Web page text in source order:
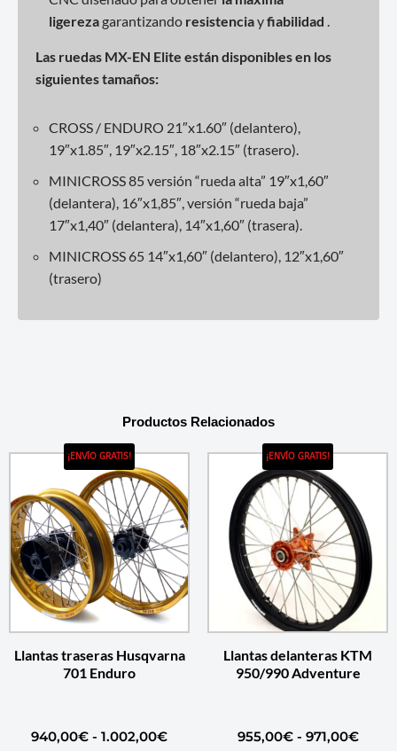
ligereza garantizando resistenciayfiabilidad .
Las ruedas MX-EN Elite están disponibles en los
siguientes tamaños:
CROSS / ENDURO 21″x1.60″ (delantero),
19″x1.85″, 19″x2.15″, 18″x2.15″ (trasero).
MINICROSS 85 versión “rueda alta” 19″x1,60″
(delantera), 16″x1,85″, versión “rueda baja”
17″x1,40″ (delantera), 14″x1,60″ (trasera).
MINICROSS 65 14″x1,60″ (delantero), 12″x1,60″
(trasero)
Productos Relacionados
¡ENVÍO GRATIS!
Llantas traseras Husqvarna
701 Enduro
940,00€ - 1.002,00€
¡ENVÍO GRATIS!
Llantas delanteras KTM
950/990 Adventure
955,00€ - 971,00€